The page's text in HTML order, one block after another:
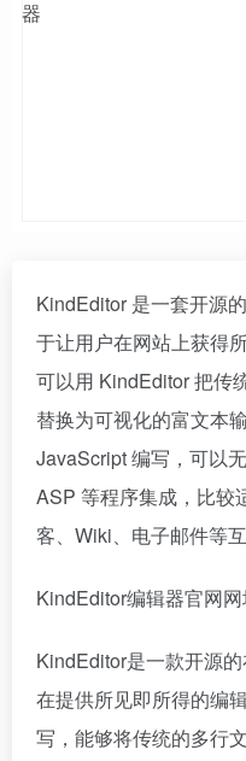
KindEditor 是一套开源的
于让用户在网站上获得
可以用 KindEditor 把传
替换为可视化的富文本
JavaScript 编写，可以
ASP 等程序集成，比较
客、Wiki、电子邮件等
KindEditor编辑器官网
KindEditor是一款开源
在提供所见即所得的编
写，能够将传统的多行